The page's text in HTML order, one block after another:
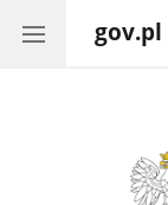
gov.pl